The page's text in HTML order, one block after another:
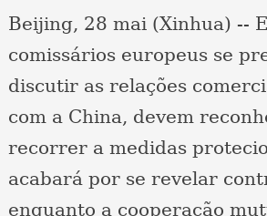
Beijing, 28 mai (Xinhua) --
comissários europeus se
discutir as relações
com a China, devem
recorrer a medidas
acabará por se revelar
enquanto a cooperação